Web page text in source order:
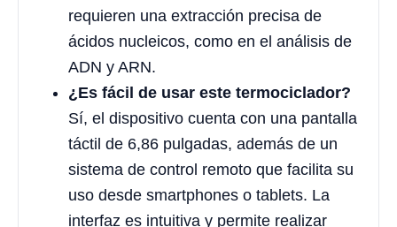
requieren una extracción precisa de
ácidos nucleicos, como en el análisis de
ADN y ARN.
¿Es fácil de usar este termociclador?
Sí, el dispositivo cuenta con una pantalla
táctil de 6,86 pulgadas, además de un
sistema de control remoto que facilita su
uso desde smartphones o tablets. La
interfaz es intuitiva y permite realizar